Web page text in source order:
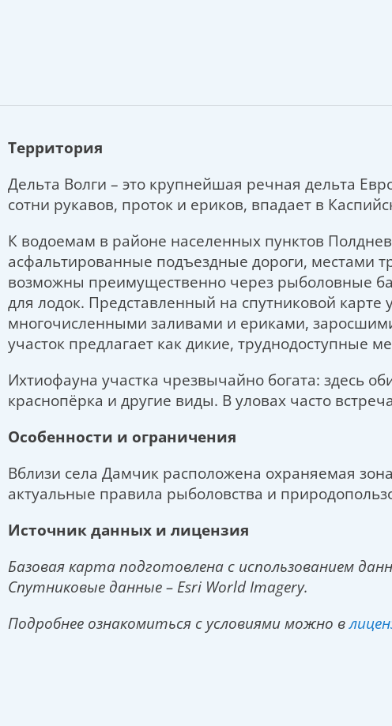
Территория
Дельта Волги – это крупнейшая речная дельта
сотни рукавов, проток и ериков, впадает в
К водоемам в районе населенных пунктов
асфальтированные подъездные дороги, местами
возможны преимущественно через рыболовные
для лодок. Представленный на спутниковой карте
многочисленными заливами и ериками,
участок предлагает как дикие, труднодоступные
Ихтиофауна участка чрезвычайно богата: здесь
краснопёрка и другие виды. В уловах часто
Особенности и ограничения
Вблизи села Дамчик расположена охраняемая
актуальные правила рыболовства и
Источник данных и лицензия
Базовая карта подготовлена с использованием
Спутниковые данные – Esri World Imagery.
Подробнее ознакомиться с условиями можно в